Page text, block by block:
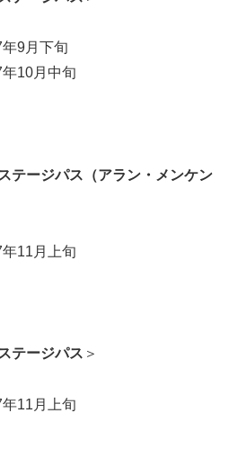
9月下旬
10月中旬
テージパス（アラン・メンケン
11月上旬
テージパス ＞
11月上旬